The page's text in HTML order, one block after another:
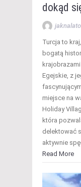
dokąd
Turcja to
bogatą
Egejskie, z
miejsce na
Holiday
która
delektować
aktywnie
Read More